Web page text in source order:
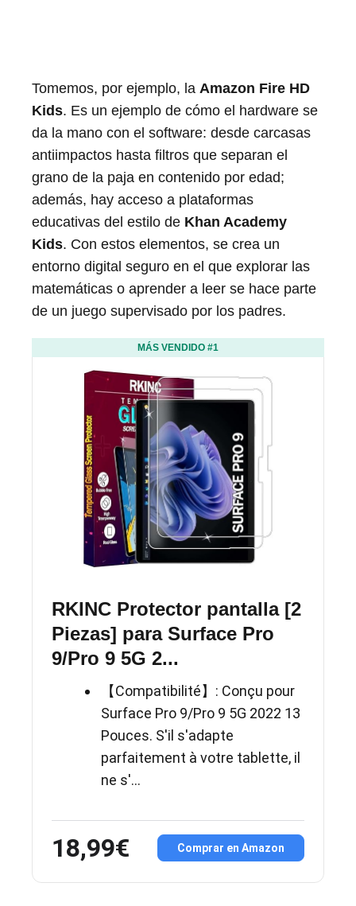
Tomemos, por ejemplo, la Amazon Fire HD
Kids. Es un ejemplo de cómo el hardware se
da la mano con el software: desde carcasas
antiimpactos hasta filtros que separan el
grano de la paja en contenido por edad;
además, hay acceso a plataformas
educativas del estilo de Khan Academy
Kids. Con estos elementos, se crea un
entorno digital seguro en el que explorar las
matemáticas o aprender a leer se hace parte
de un juego supervisado por los padres.
MÁS VENDIDO #1
RKINC Protector pantalla [2
Piezas] para Surface Pro
9/Pro 9 5G 2...
【Compatibilité】: Conçu pour
Surface Pro 9/Pro 9 5G 2022 13
Pouces. S'il s'adapte
parfaitement à votre tablette, il
ne s'...
18,99€ Comprar en Amazon